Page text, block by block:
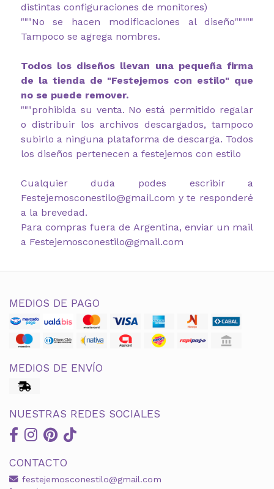
distintas configuraciones de monitores)
"""No se hacen modificaciones al diseño"""""
Tampoco se agrega nombres.
Todos los diseños llevan una pequeña firma
de la tienda de "Festejemos con estilo" que
no se puede remover.
"""prohibida su venta. No está permitido regalar
o distribuir los archivos descargados, tampoco
subirlo a ninguna plataforma de descarga. Todos
los diseños pertenecen a festejemos con estilo
Cualquier duda podes escribir a
Festejemosconestilo@gmail.com y te responderé
a la brevedad.
Para compras fuera de Argentina, enviar un mail
a Festejemosconestilo@gmail.com
MEDIOS DE PAGO
MEDIOS DE ENVÍO
NUESTRAS REDES SOCIALES
CONTACTO
festejemosconestilo@gmail.com